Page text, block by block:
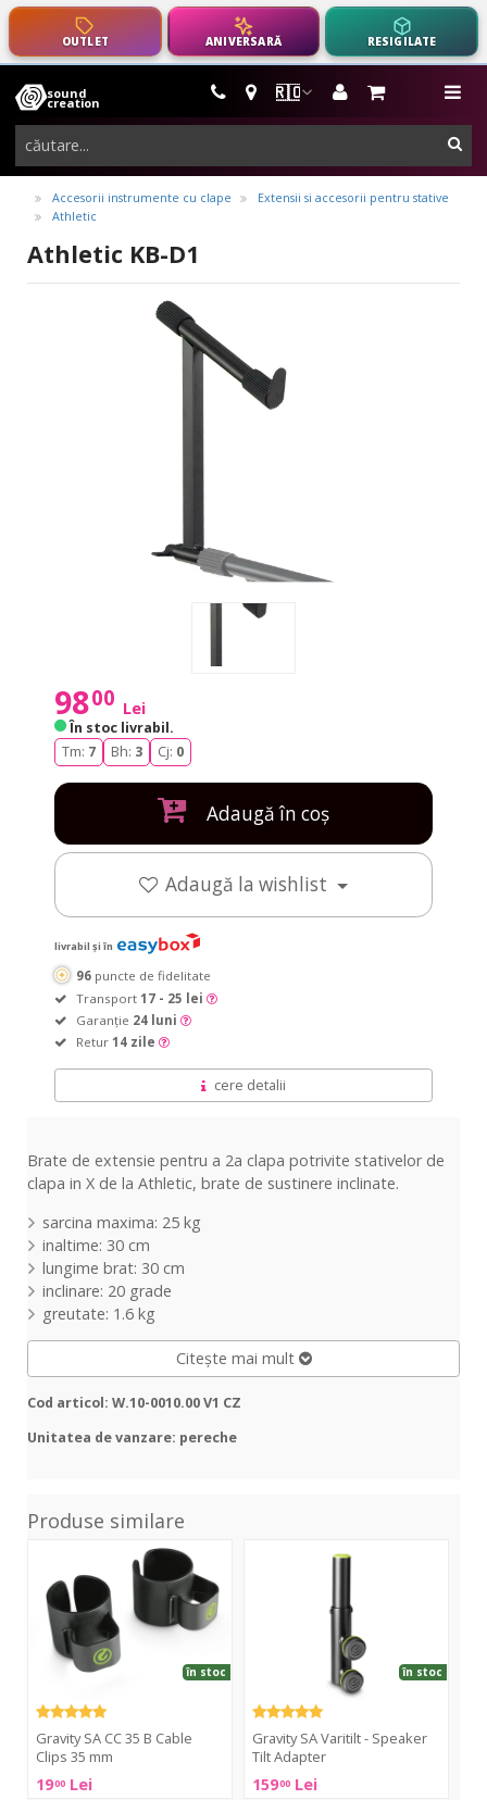
OUTLET ANIVERSARĂ RESIGILATE
🇷🇴
sound
creation
instrumente
muzicale,
echipamente
pro-
audio
Accesorii instrumente cu clape
Extensii si accesorii pentru stative
Athletic
Athletic KB-D1
9800 Lei
În stoc livrabil.
Tm: 7 Bh: 3 Cj: 0
Adaugă în coș
Adaugă la wishlist
livrabil și în
96 puncte de fidelitate
Transport 17 - 25 lei
Garanție 24 luni
Retur 14 zile
cere detalii
Brate de extensie pentru a 2a clapa potrivite stativelor de
clapa in X de la Athletic, brate de sustinere inclinate.
sarcina maxima: 25 kg
inaltime: 30 cm
lungime brat: 30 cm
inclinare: 20 grade
greutate: 1.6 kg
Citește mai mult
Cod articol: W.10-0010.00 V1 CZ
Unitatea de vanzare: pereche
Produse similare
Cable
Clips
mm
Gravity SA CC 35 B Cable
Clips 35 mm
1900 Lei
în stoc
Gravity SA Varitilt - Speaker
Tilt Adapter
15900 Lei
în stoc